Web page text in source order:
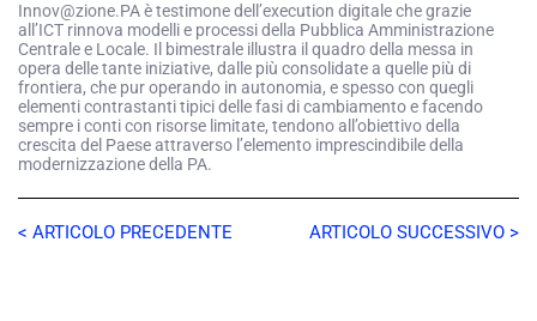
Innov@zione.PA è testimone dell’execution digitale che grazie
all’ICT rinnova modelli e processi della Pubblica Amministrazione
Centrale e Locale. Il bimestrale illustra il quadro della messa in
opera delle tante iniziative, dalle più consolidate a quelle più di
frontiera, che pur operando in autonomia, e spesso con quegli
elementi contrastanti tipici delle fasi di cambiamento e facendo
sempre i conti con risorse limitate, tendono all’obiettivo della
crescita del Paese attraverso l’elemento imprescindibile della
modernizzazione della PA.
< ARTICOLO PRECEDENTE ARTICOLO SUCCESSIVO >